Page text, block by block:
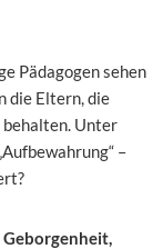
Pädagogen sehen
die Eltern, die
behalten. Unter
–